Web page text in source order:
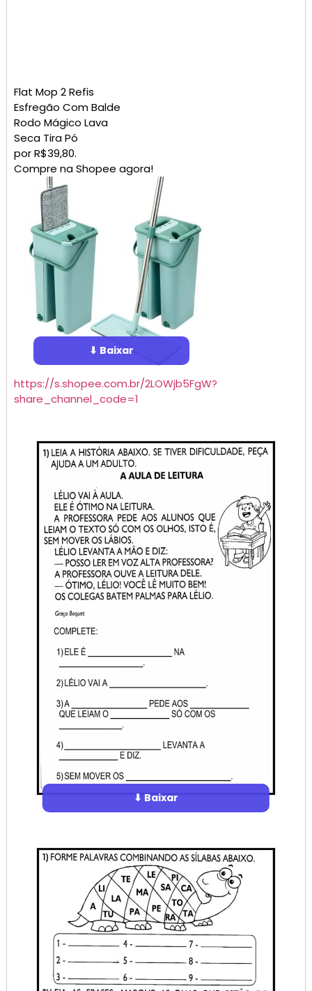
Flat Mop 2 Refis
Esfregão Com Balde
Rodo Mágico Lava
Seca Tira Pó
por R$39,80.
Compre na Shopee agora!
⬇ Baixar
https://s.shopee.com.br/2LOWjb5FgW?
share_channel_code=1
⬇ Baixar